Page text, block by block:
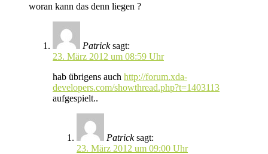
woran kann das denn liegen ?
Patrick sagt:
23. März 2012 um 08:59 Uhr
hab übrigens auch http://forum.xda-
developers.com/showthread.php?t=1403113
aufgespielt..
Patrick sagt:
23. März 2012 um 09:00 Uhr